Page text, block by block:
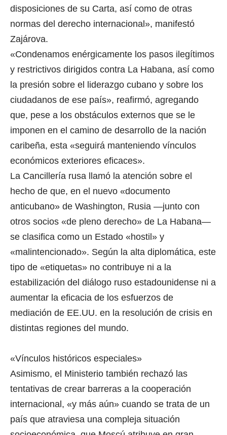
disposiciones de su Carta, así como de otras
normas del derecho internacional», manifestó
Zajárova.
«Condenamos enérgicamente los pasos ilegítimos
y restrictivos dirigidos contra La Habana, así como
la presión sobre el liderazgo cubano y sobre los
ciudadanos de ese país», reafirmó, agregando
que, pese a los obstáculos externos que se le
imponen en el camino de desarrollo de la nación
caribeña, esta «seguirá manteniendo vínculos
económicos exteriores eficaces».
La Cancillería rusa llamó la atención sobre el
hecho de que, en el nuevo «documento
anticubano» de Washington, Rusia —junto con
otros socios «de pleno derecho» de La Habana—
se clasifica como un Estado «hostil» y
«malintencionado». Según la alta diplomática, este
tipo de «etiquetas» no contribuye ni a la
estabilización del diálogo ruso estadounidense ni a
aumentar la eficacia de los esfuerzos de
mediación de EE.UU. en la resolución de crisis en
distintas regiones del mundo.
«Vínculos históricos especiales»
Asimismo, el Ministerio también rechazó las
tentativas de crear barreras a la cooperación
internacional, «y más aún» cuando se trata de un
país que atraviesa una compleja situación